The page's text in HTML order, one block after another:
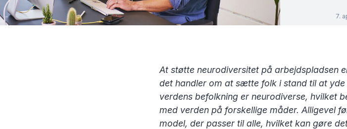
7.
At støtte neurodiversitet på arbejdspladsen
det handler om at sætte folk i stand til at
verdens befolkning er neurodiverse, hvilket
med verden på forskellige måder. Alligevel
model, der passer til alle, hvilket kan gøre